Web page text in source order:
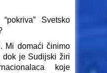
Svetsko
Mi domaći činimo
dok je Sudijski žiri
koje